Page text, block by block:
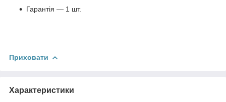
Гарантія — 1 шт.
Приховати
Характеристики